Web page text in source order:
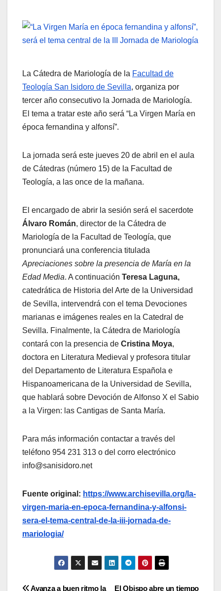
La Cátedra de Mariología de la Facultad de
Teología San Isidoro de Sevilla, organiza por
tercer año consecutivo la Jornada de Mariología.
El tema a tratar este año será “La Virgen María en
época fernandina y alfonsí”.
La jornada será este jueves 20 de abril en el aula
de Cátedras (número 15) de la Facultad de
Teología, a las once de la mañana.
El encargado de abrir la sesión será el sacerdote
Álvaro Román, director de la Cátedra de
Mariología de la Facultad de Teología, que
pronunciará una conferencia titulada
Apreciaciones sobre la presencia de María en la
Edad Media. A continuación Teresa Laguna,
catedrática de Historia del Arte de la Universidad
de Sevilla, intervendrá con el tema Devociones
marianas e imágenes reales en la Catedral de
Sevilla. Finalmente, la Cátedra de Mariología
contará con la presencia de Cristina Moya,
doctora en Literatura Medieval y profesora titular
del Departamento de Literatura Española e
Hispanoamericana de la Universidad de Sevilla,
que hablará sobre Devoción de Alfonso X el Sabio
a la Virgen: las Cantigas de Santa María.
Para más información contactar a través del
teléfono 954 231 313 o del corro electrónico
info@sanisidoro.net
Fuente original: https://www.archisevilla.org/la-
virgen-maria-en-epoca-fernandina-y-alfonsi-
sera-el-tema-central-de-la-iii-jornada-de-
mariologia/
El Obispo abre un tiempo
Avanza a buen ritmo la